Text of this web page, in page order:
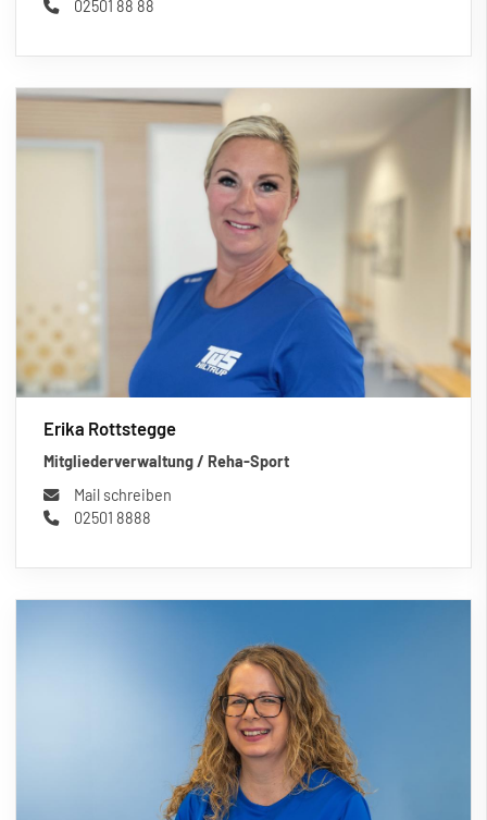
02501 88 88
Erika Rottstegge
Mitgliederverwaltung / Reha-Sport
Mail schreiben
02501 8888